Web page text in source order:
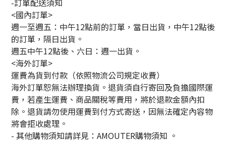
<國內訂單>
週一至週五：中午12點前的訂單，當日出貨，中午12點後
的訂單，隔日出貨。
週五中午12點後、六日：週一出貨。
<海外訂單>
運費為貨到付款（依照物流公司規定收費）
海外訂單恕無法辦理換貨。退貨須自行寄回及負擔國際運
費，若產生運費、商品關稅等費用，將於退款金額內扣
除。退貨請勿使用運費到付方式寄送，因無法確定內容物
將會拒收處理。
- 其他購物須知請詳見： AMOUTER購物須知 。